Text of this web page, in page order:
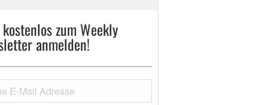
zum Weekly
anmelden!